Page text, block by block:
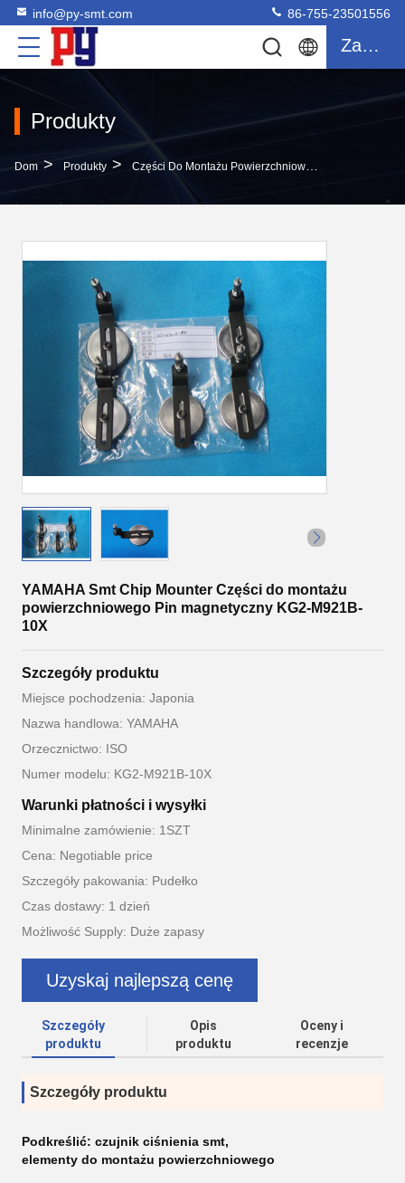
info@py-smt.com 86-755-23501556
Zacytować
Produkty
Dom > Produkty > Części Do Montażu Powierzchniowego
YAMAHA Smt Chip Mounter Części do montażu
powierzchniowego Pin magnetyczny KG2-M921B-
10X
Szczegóły produktu
Miejsce pochodzenia: Japonia
Nazwa handlowa: YAMAHA
Orzecznictwo: ISO
Numer modelu: KG2-M921B-10X
Warunki płatności i wysyłki
Minimalne zamówienie: 1SZT
Cena: Negotiable price
Szczegóły pakowania: Pudełko
Czas dostawy: 1 dzień
Możliwość Supply: Duże zapasy
Uzyskaj najlepszą cenę
Szczegóły
produktu
Opis
produktu
Oceny i
recenzje
Szczegóły produktu
Podkreślić: czujnik ciśnienia smt,
elementy do montażu powierzchniowego